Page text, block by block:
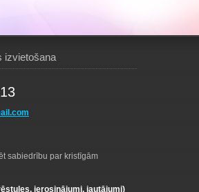
izvietošana
sabiedrību par kristīgām
ierosinājumi, jautājumi)